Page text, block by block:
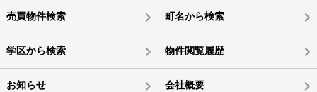
売買物件検索 町名から検索
学区から検索 物件閲覧履歴
お知らせ 会社概要